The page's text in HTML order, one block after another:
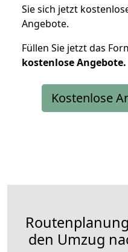
Sie sich jetzt
Angebote.
Füllen Sie jetzt das
kostenloseAngebote.
Kostenlose
den Umzug